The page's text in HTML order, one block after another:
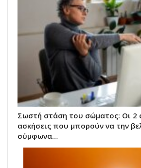
Σωστή στάση του σώματος: Οι 2
ασκήσεις που μπορούν να την
σύμφωνα…